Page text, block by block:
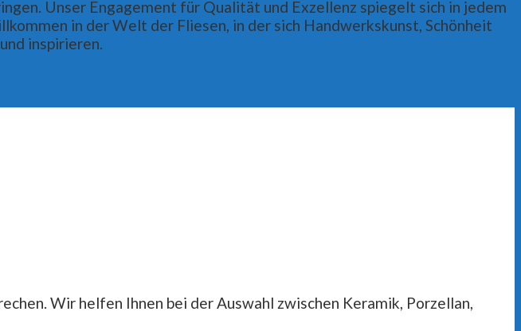
Unser Engagement für Qualität und Exzellenz spiegelt sich in jedem
in der Welt der Fliesen, in der sich Handwerkskunst, Schönheit
inspirieren.
Wir helfen Ihnen bei der Auswahl zwischen Keramik, Porzellan,